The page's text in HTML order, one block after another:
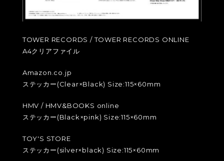
TOWER RECORDS / TOWER RECORDS ONLINE
A4クリアファイル
Amazon.co.jp
ステッカー(Clear×Black) Size:115×60mm
HMV / HMV&BOOKS online
ステッカー(Black×pink) Size:115×60mm
TOY'S STORE
ステッカー(silver×black) Size:115×60mm